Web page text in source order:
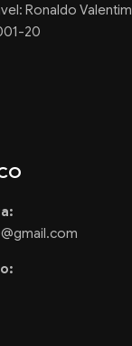
Ronaldo Valentim
20